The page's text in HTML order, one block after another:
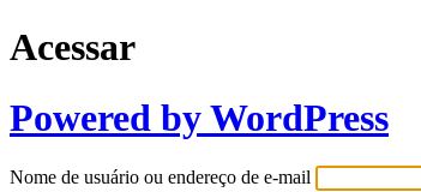
Acessar
Powered by WordPress
Nome de usuário ou endereço de e-mail